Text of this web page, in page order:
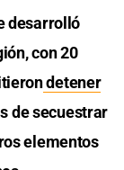
desarrolló
con 20
detener
de secuestrar
elementos